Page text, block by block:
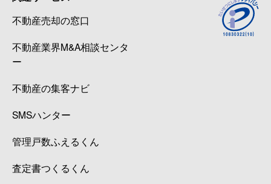
不動産売却の窓口
不動産業界M&A相談センタ
ー
不動産の集客ナビ
SMSハンター
管理戸数ふえるくん
査定書つくるくん